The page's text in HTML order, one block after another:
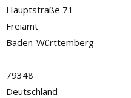
Hauptstraße 71
Freiamt
Baden-Württemberg
79348
Deutschland